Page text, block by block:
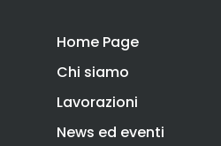
Home Page
Chi siamo
Lavorazioni
News ed eventi